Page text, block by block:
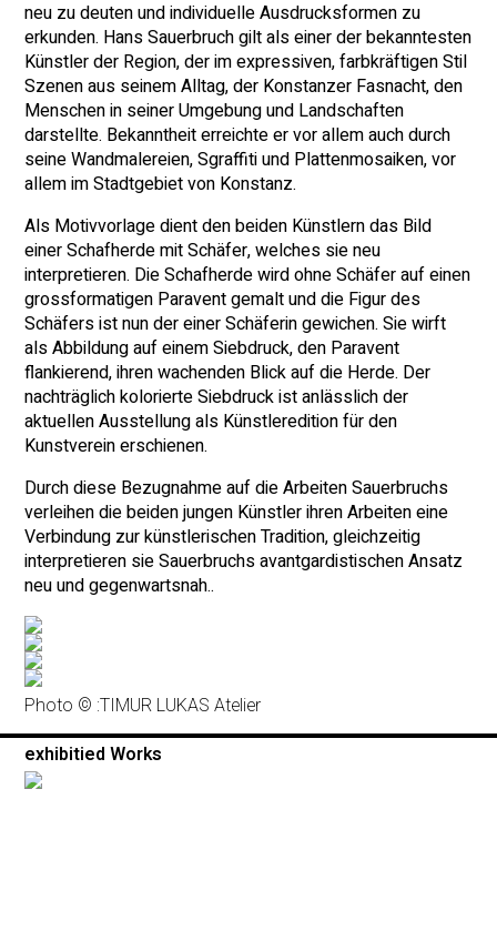
neu zu deuten und individuelle Ausdrucksformen zu
erkunden. Hans Sauerbruch gilt als einer der bekanntesten
Künstler der Region, der im expressiven, farbkräftigen Stil
Szenen aus seinem Alltag, der Konstanzer Fasnacht, den
Menschen in seiner Umgebung und Landschaften
darstellte. Bekanntheit erreichte er vor allem auch durch
seine Wandmalereien, Sgraffiti und Plattenmosaiken, vor
allem im Stadtgebiet von Konstanz.
Als Motivvorlage dient den beiden Künstlern das Bild
einer Schafherde mit Schäfer, welches sie neu
interpretieren. Die Schafherde wird ohne Schäfer auf einen
grossformatigen Paravent gemalt und die Figur des
Schäfers ist nun der einer Schäferin gewichen. Sie wirft
als Abbildung auf einem Siebdruck, den Paravent
flankierend, ihren wachenden Blick auf die Herde. Der
nachträglich kolorierte Siebdruck ist anlässlich der
aktuellen Ausstellung als Künstleredition für den
Kunstverein erschienen.
Durch diese Bezugnahme auf die Arbeiten Sauerbruchs
verleihen die beiden jungen Künstler ihren Arbeiten eine
Verbindung zur künstlerischen Tradition, gleichzeitig
interpretieren sie Sauerbruchs avantgardistischen Ansatz
neu und gegenwartsnah..
Photo © :TIMUR LUKAS Atelier
exhibitied Works